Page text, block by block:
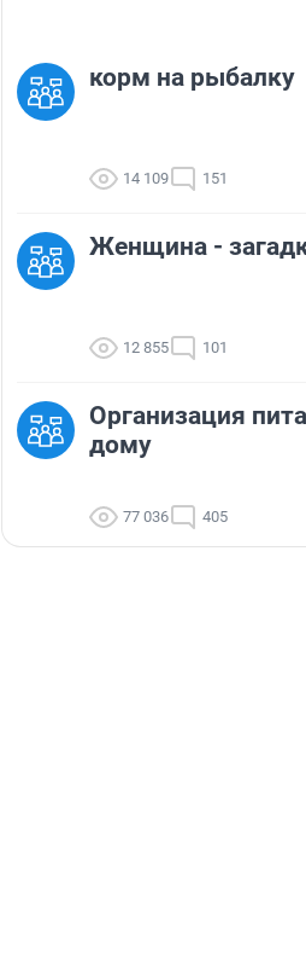
корм на рыбалку
14 109 151
Женщина -
12 855 101
Организация
дому
77 036 405